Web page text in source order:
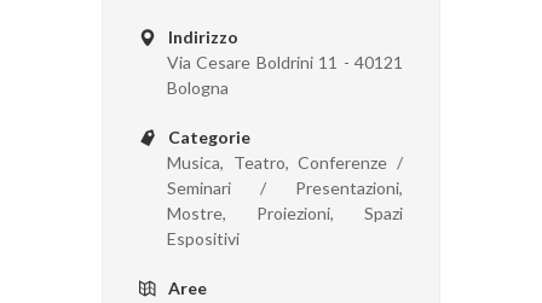
Indirizzo
Via Cesare Boldrini 11 - 40121
Bologna
Categorie
Musica, Teatro, Conferenze /
Seminari / Presentazioni,
Mostre, Proiezioni, Spazi
Espositivi
Aree